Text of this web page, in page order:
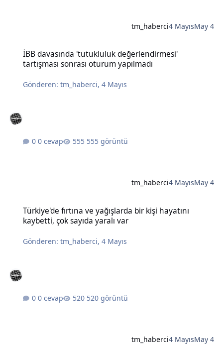
tm_haberci4 MayısMay 4
İBB davasında 'tutukluluk değerlendirmesi'
tartışması sonrası oturum yapılmadı
Gönderen:tm_haberci,4 Mayıs
0 cevap 555 görüntü
tm_haberci4 MayısMay 4
Türkiye'de fırtına ve yağışlarda bir kişi hayatını
kaybetti, çok sayıda yaralı var
Gönderen:tm_haberci,4 Mayıs
0 cevap 520 görüntü
tm_haberci4 MayısMay 4